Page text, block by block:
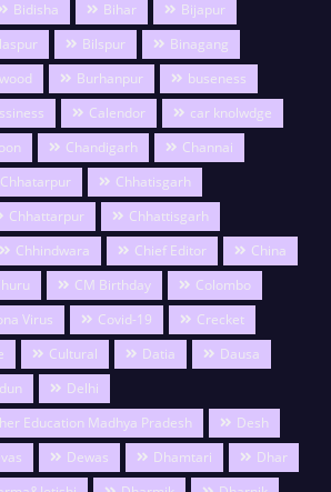
Bidisha Bihar
Bijapur
Bilspur
Binagang
Burhanpur
buseness
Calendor
car knolwdge
Chandigarh
Channai
Chhatarpur
Chhatisgarh
Chhattarpur
Chhattisgarh
Chhindwara Chief Editor
China
CM Birthday
Colombo
Virus Covid-19
Crecket
Cultural Datia
Dausa
Delhi
Education Madhya Pradesh
Desh
Dewas Dhamtari
Dhar